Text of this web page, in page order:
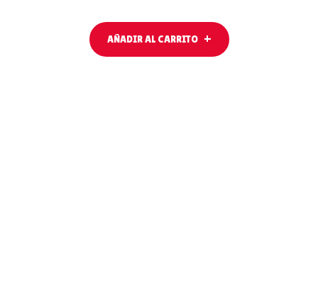
AÑADIR AL CARRITO